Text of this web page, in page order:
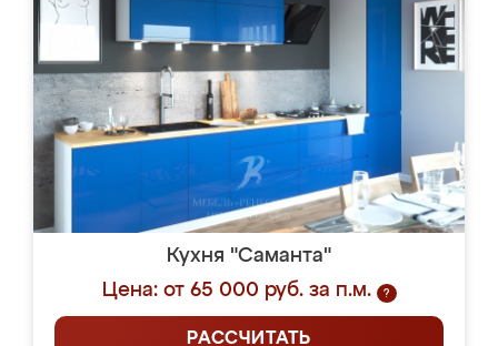
Кухня "Саманта"
Цена: от 65 000 руб. за п.м.
?
РАССЧИТАТЬ